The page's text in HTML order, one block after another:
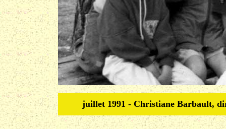
juillet 1991 - Christiane Barbault,